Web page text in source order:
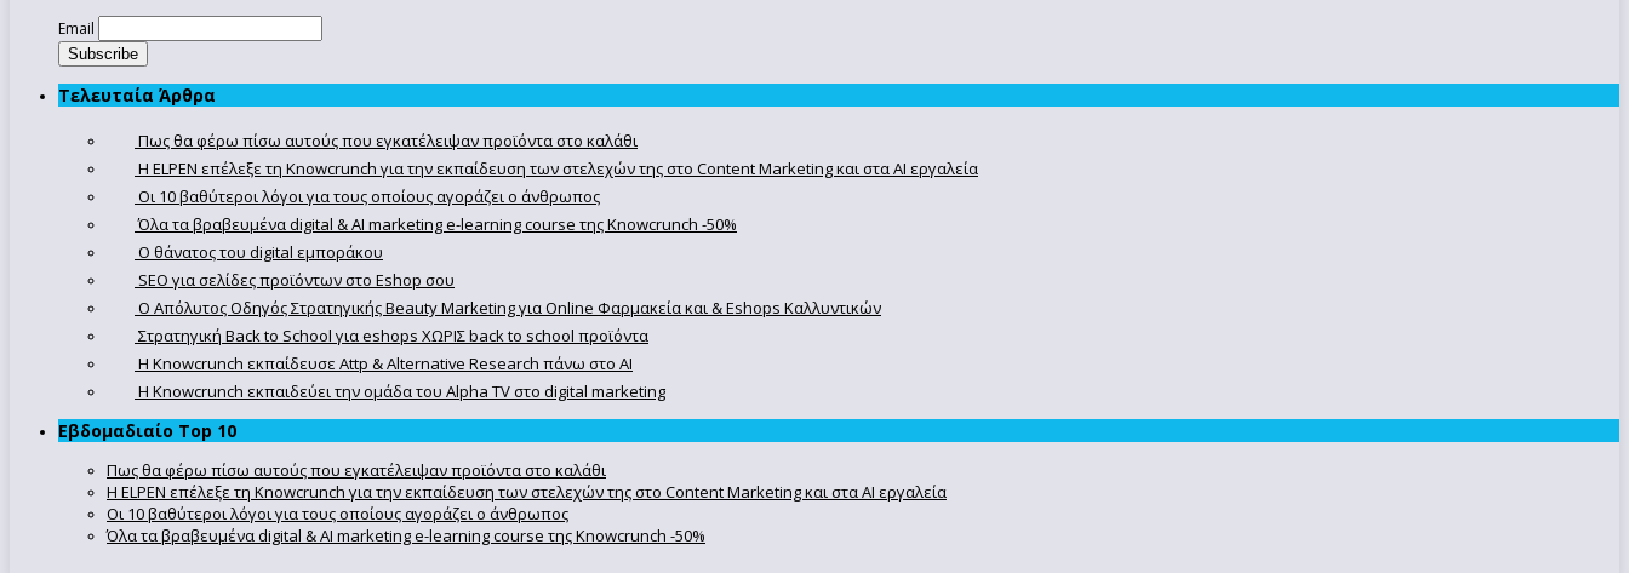
Email
Τελευταία Άρθρα
Πως θα φέρω πίσω αυτούς που εγκατέλειψαν προϊόντα στο καλάθι
Η ELPEN επέλεξε τη Knowcrunch για την εκπαίδευση των στελεχών της στο Content Marketing και στα AI εργαλεία
Οι 10 βαθύτεροι λόγοι για τους οποίους αγοράζει ο άνθρωπος
Όλα τα βραβευμένα digital & AI marketing e-learning course της Knowcrunch -50%
Ο θάνατος του digital εμποράκου
SEO για σελίδες προϊόντων στο Eshop σου
Ο Απόλυτoς Οδηγός Στρατηγικής Beauty Marketing για Online Φαρμακεία και & Eshops Καλλυντικών
Στρατηγική Back to School για eshops ΧΩΡΙΣ back to school προϊόντα
Η Knowcrunch εκπαίδευσε Attp & Alternative Research πάνω στο ΑΙ
Η Knowcrunch εκπαιδεύει την ομάδα του Alpha TV στο digital marketing
Εβδομαδιαίο Top 10
Πως θα φέρω πίσω αυτούς που εγκατέλειψαν προϊόντα στο καλάθι
Η ELPEN επέλεξε τη Knowcrunch για την εκπαίδευση των στελεχών της στο Content Marketing και στα AI εργαλεία
Οι 10 βαθύτεροι λόγοι για τους οποίους αγοράζει ο άνθρωπος
Όλα τα βραβευμένα digital & AI marketing e-learning course της Knowcrunch -50%